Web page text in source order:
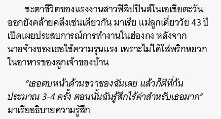
ชะตาชีวิตของแรงงานสาวฟิลิปปินส์ในเอเชียตะวัน
ออกยังคล้ายคลึงเช่นเดียวกัน มาเรีย แม่ลูกเดี่ยววัย 43 ปี
เปิดเผยประสบการณ์การทำงานในฮ่องกง หลังจาก
นายจ้างของเธอใช้ความรุนแรง เพราะไม่ได้ใส่พริกหยวก
ในอาหารของลูกเจ้าของบ้าน
“เธอตบหน้าด้านขวาของฉันเลย แล้วก็ตีที่ก้น
ประมาณ 3-4 ครั้ง ตอนนั้นฉันรู้สึกไร้ค่าสำหรับเธอมาก”
มาเรียอธิบายความรู้สึก